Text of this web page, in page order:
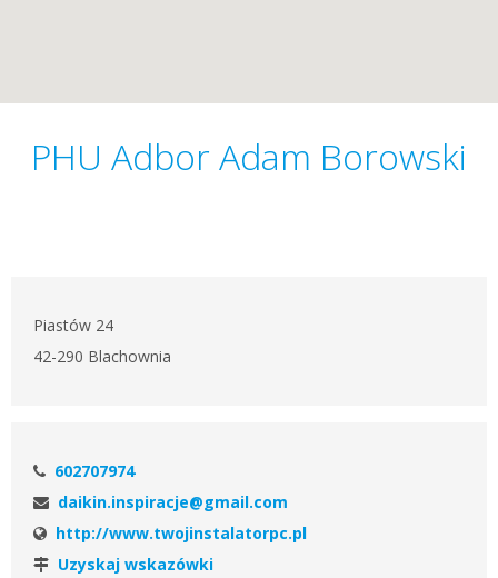
PHU Adbor Adam Borowski
Piastów 24
42-290 Blachownia
602707974
daikin.inspiracje@gmail.com
http://www.twojinstalatorpc.pl
Uzyskaj wskazówki